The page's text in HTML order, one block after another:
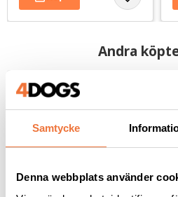
Samtycke
Denna webbplats använder
Andra